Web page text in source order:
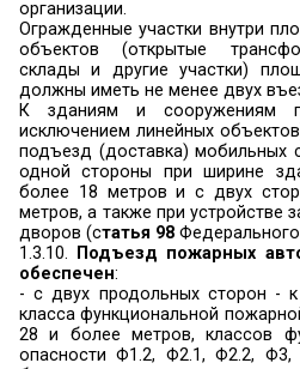
климатических
огнезащитных
проведении
Проверка качества
инструкцией завода-
и нормативных
Проверку качества
может проводить
организации, при
поверенных средств
персонала или
организации,
компетенцией.
1.4. Обработке